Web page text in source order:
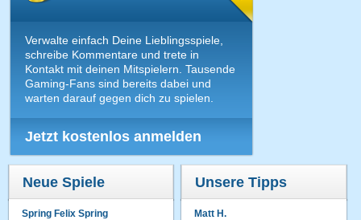
Verwalte einfach Deine Lieblingsspiele,
schreibe Kommentare und trete in
Kontakt mit deinen Mitspielern. Tausende
Gaming-Fans sind bereits dabei und
warten darauf gegen dich zu spielen.
Jetzt kostenlos anmelden
Neue Spiele
Spring Felix Spring
Unsere Tipps
Matt H.